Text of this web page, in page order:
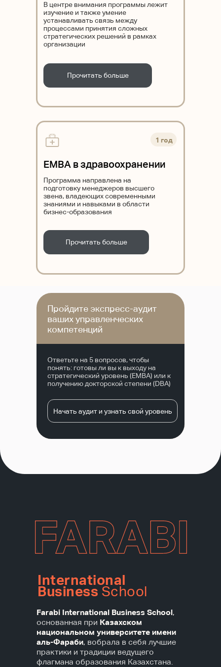
Прочитать больше
В центре внимания программы лежит
изучение и также умение
устанавливать связь между
процессами принятия сложных
стратегических решений в рамках
организации
Прочитать больше
1 год
Программа направлена на
подготовку менеджеров высшего
звена, владеющих современными
знаниями и навыками в области
бизнес-образования
EMBA в здравоохранении
Эта программа подходит для
опытных менеджеров, которые хотят
углубиться в сферу бизнес-
исследований и повысить свои
помощью экспертов-практиков.
DBA Business
Прочитать больше
Выпускники получают навыки
осуществления эффективного
управления организациями в сфере
основе полученных результатов
DBA в здравоохранении
Пройдите экспресс-аудит
ваших управленческих
компетенций
Начать аудит и узнать свой уровень
Ответьте на 5 вопросов, чтобы
понять: готовы ли вы к выходу на
стратегический уровень (EMBA) или к
получению докторской степени (DBA)
International
Business School
Farabi International Business School,
основанная при Казахском
национальном университете имени
аль-Фараби, вобрала в себя лучшие
практики и традиции ведущего
флагмана образования Казахстана.